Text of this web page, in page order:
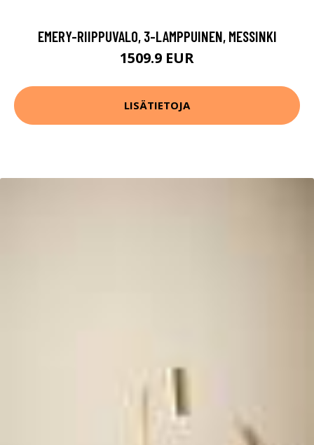
EMERY-RIIPPUVALO, 3-LAMPPUINEN, MESSINKI
1509.9 EUR
LISÄTIETOJA